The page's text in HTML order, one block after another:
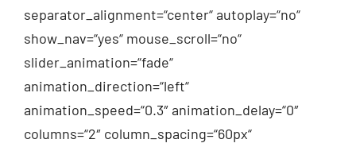
separator_alignment=“center“ autoplay=“no“
show_nav=“yes“ mouse_scroll=“no“
slider_animation=“fade“
animation_direction=“left“
animation_speed=“0.3″ animation_delay=“0″
columns=“2″ column_spacing=“60px“